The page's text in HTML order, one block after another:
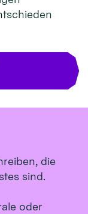
die
sind.
oder